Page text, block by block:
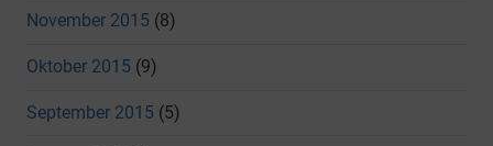
November 2015 (8)
Oktober 2015 (9)
September 2015 (5)